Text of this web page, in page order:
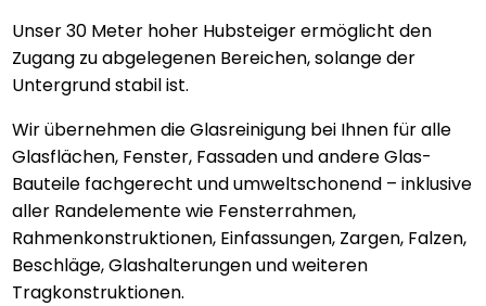
Unser 30 Meter hoher Hubsteiger ermöglicht den
Zugang zu abgelegenen Bereichen, solange der
Untergrund stabil ist.
Wir übernehmen die Glasreinigung bei Ihnen für alle
Glasflächen, Fenster, Fassaden und andere Glas-
Bauteile fachgerecht und umweltschonend – inklusive
aller Randelemente wie Fensterrahmen,
Rahmenkonstruktionen, Einfassungen, Zargen, Falzen,
Beschläge, Glashalterungen und weiteren
Tragkonstruktionen.